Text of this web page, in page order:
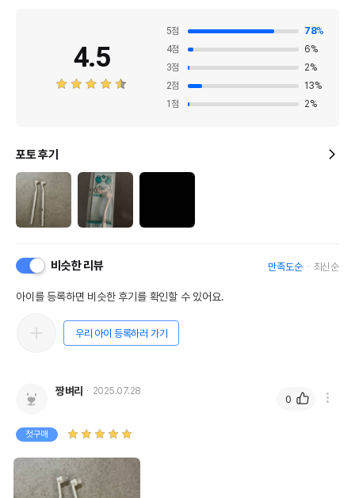
4.5
5점 78%
4점 6%
3점 2%
2점 13%
1 점 2%
포토 후기
비슷한 리뷰 만족도순 최신순
아이를 등록하면 비슷한 후기를 확인할 수 있어요.
우리 아이 등록하러 가기
짱벼리 2025.07.28
첫구매
0